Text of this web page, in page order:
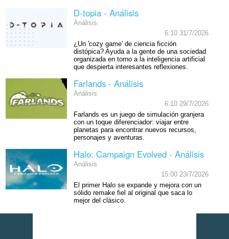
D-topia - Análisis
Análisis
6:10 31/7/2026
¿Un 'cozy game' de ciencia ficción
distópica? Ayuda a la gente de una sociedad
organizada en torno a la inteligencia artificial
que despierta interesantes reflexiones.
Farlands - Análisis
Análisis
6:10 29/7/2026
Farlands es un juego de simulación granjera
con un toque diferenciador: viajar entre
planetas para encontrar nuevos recursos,
personajes y aventuras.
Halo: Campaign Evolved - Análisis
Análisis
15:00 23/7/2026
El primer Halo se expande y mejora con un
sólido remake fiel al original que saca lo
mejor del clásico.